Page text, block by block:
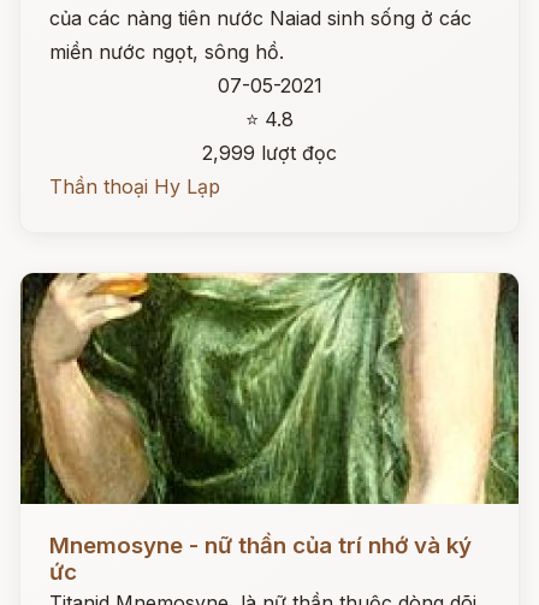
của các nàng tiên nước Naiad sinh sống ở các
miền nước ngọt, sông hồ.
07-05-2021
⭐ 4.8
2,999 lượt đọc
Thần thoại Hy Lạp
Mnemosyne - nữ thần của trí nhớ và ký
ức